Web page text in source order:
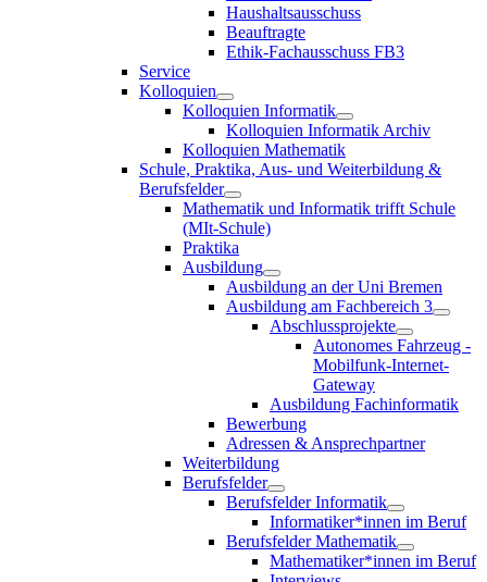
Haushaltsausschuss
Beauftragte
Ethik-Fachausschuss FB3
Service
Kolloquien
Kolloquien Informatik
Kolloquien Informatik Archiv
Kolloquien Mathematik
Schule, Praktika, Aus- und Weiterbildung &
Berufsfelder
Mathematik und Informatik trifft Schule
(MIt-Schule)
Praktika
Ausbildung
Ausbildung an der Uni Bremen
Ausbildung am Fachbereich 3
Abschlussprojekte
Autonomes Fahrzeug -
Mobilfunk-Internet-
Gateway
Ausbildung Fachinformatik
Bewerbung
Adressen & Ansprechpartner
Weiterbildung
Berufsfelder
Berufsfelder Informatik
Informatiker*innen im Beruf
Berufsfelder Mathematik
Mathematiker*innen im Beruf